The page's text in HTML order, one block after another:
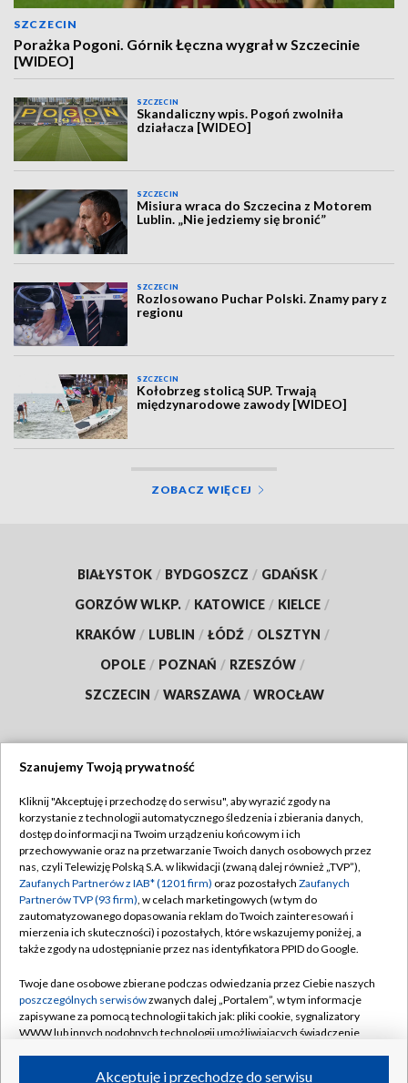
SZCZECIN
Porażka Pogoni. Górnik Łęczna wygrał w Szczecinie
[WIDEO]
SZCZECIN
Skandaliczny wpis. Pogoń zwolniła
działacza [WIDEO]
SZCZECIN
Misiura wraca do Szczecina z Motorem
Lublin. „Nie jedziemy się bronić”
SZCZECIN
Rozlosowano Puchar Polski. Znamy pary z
regionu
SZCZECIN
Kołobrzeg stolicą SUP. Trwają
międzynarodowe zawody [WIDEO]
ZOBACZ WIĘCEJ
BIAŁYSTOK / BYDGOSZCZ / GDAŃSK /
GORZÓW WLKP. / KATOWICE / KIELCE /
KRAKÓW / LUBLIN / ŁÓDŹ / OLSZTYN /
OPOLE / POZNAŃ / RZESZÓW /
SZCZECIN / WARSZAWA / WROCŁAW
TVP
Abonament TVP
Emisja w TVP
Centrum informacji TVP
Naziemna Telewizja Cyfrowa
Rada Programowa
System NOS
Informacje o nadawcy
Regulamin TVP
Polityka prywatności
Moje zgody
Pomoc
Kontakt
Kanały
Szanujemy Twoją prywatność
Kliknij "Akceptuję i przechodzę do serwisu", aby wyrazić zgody na
korzystanie z technologii automatycznego śledzenia i zbierania danych,
dostęp do informacji na Twoim urządzeniu końcowym i ich
przechowywanie oraz na przetwarzanie Twoich danych osobowych przez
nas, czyli Telewizję Polską S.A. w likwidacji (zwaną dalej również „TVP”),
Zaufanych Partnerów z IAB* (1201 firm) oraz pozostałych Zaufanych
Partnerów TVP (93 firm), w celach marketingowych (w tym do
zautomatyzowanego dopasowania reklam do Twoich zainteresowań i
mierzenia ich skuteczności) i pozostałych, które wskazujemy poniżej, a
także zgody na udostępnianie przez nas identyfikatora PPID do Google.
Twoje dane osobowe zbierane podczas odwiedzania przez Ciebie naszych
poszczególnych serwisówzwanych dalej „Portalem”, w tym informacje
zapisywane za pomocą technologii takich jak: pliki cookie, sygnalizatory
WWW lub innych podobnych technologii umożliwiających świadczenie
Akceptuję i przechodzę do serwisu